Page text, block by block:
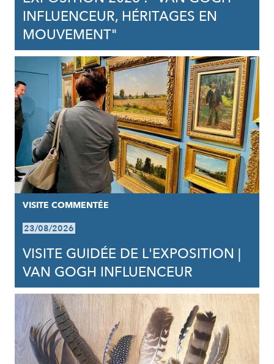
INFLUENCEUR, HÉRITAGES EN
MOUVEMENT"
VISITE COMMENTÉE
23/08/2026
VISITE GUIDÉE DE L'EXPOSITION |
VAN GOGH INFLUENCEUR